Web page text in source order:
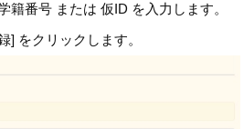
番号 または 仮ID を入力します。
] をクリックします。